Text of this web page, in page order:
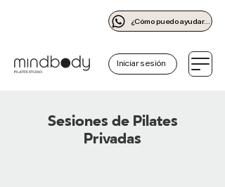
¿Cómo puedo ayudarte?
Iniciar sesión
Sesiones de Pilates
Privadas